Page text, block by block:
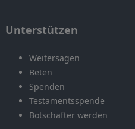
Unterstützen
Weitersagen
Beten
Spenden
Testamentsspende
Botschafter werden